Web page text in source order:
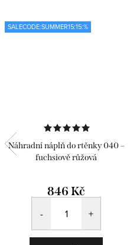
SALECODE:SUMMER15:15:%
Náhradní náplň do rtěnky 040 –
fuchsiově růžová
846 Kč